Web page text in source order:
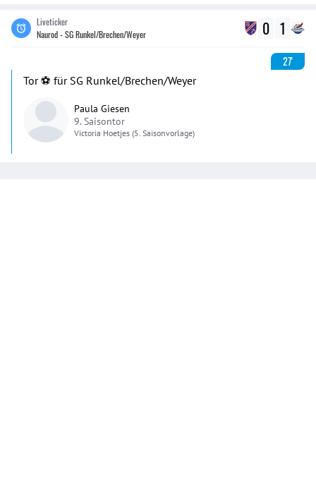
Liveticker
Naurod - SG Runkel/Brechen/Weyer
0 1
27'
Tor ⚽️ für SG Runkel/Brechen/Weyer
Paula Giesen
9. Saisontor
Victoria Hoetjes (5. Saisonvorlage)